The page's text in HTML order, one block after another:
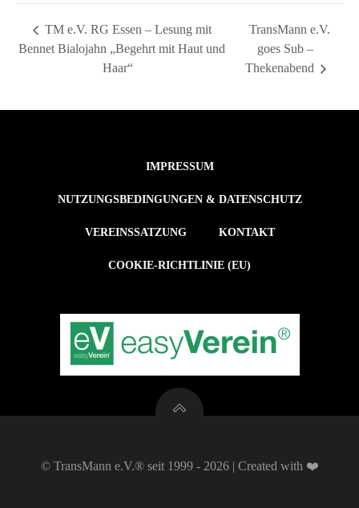
TM e.V. RG Essen – Lesung mit
Bennet Bialojahn „Begehrt mit Haut und
Haar“
TransMann e.V.
goes Sub –
Thekenabend
IMPRESSUM
NUTZUNGSBEDINGUNGEN & DATENSCHUTZ
VEREINSSATZUNG KONTAKT
COOKIE-RICHTLINIE (EU)
© TransMann e.V.® seit 1999 - 2026 | Created with ❤️